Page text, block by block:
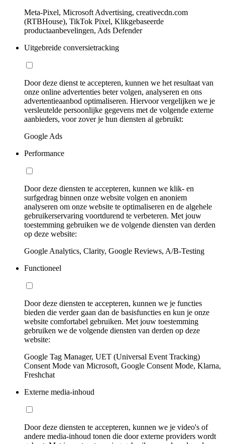
Meta-Pixel, Microsoft Advertising, creativecdn.com
(RTBHouse), TikTok Pixel, Klikgebaseerde
productaanbevelingen, Ads Defender
Uitgebreide conversietracking
Door deze dienst te accepteren, kunnen we het resultaat van
onze online advertenties beter volgen, analyseren en ons
advertentieaanbod optimaliseren. Hiervoor vergelijken we je
versleutelde persoonlijke gegevens met de volgende externe
aanbieders, voor zover je hun diensten al gebruikt:
Google Ads
Performance
Door deze diensten te accepteren, kunnen we klik- en
surfgedrag binnen onze website volgen en anoniem
analyseren om onze website te optimaliseren en de algehele
gebruikerservaring voortdurend te verbeteren. Met jouw
toestemming gebruiken we de volgende diensten van derden
op deze website:
Google Analytics, Clarity, Google Reviews, A/B-Testing
Functioneel
Door deze diensten te accepteren, kunnen we je functies
bieden die verder gaan dan de basisfuncties en kun je onze
website comfortabel gebruiken. Met jouw toestemming
gebruiken we de volgende diensten van derden op deze
website:
Google Tag Manager, UET (Universal Event Tracking)
Consent Mode van Microsoft, Google Consent Mode, Klarna,
Freshchat
Externe media-inhoud
Door deze diensten te accepteren, kunnen we je video's of
andere media-inhoud tonen die door externe providers wordt